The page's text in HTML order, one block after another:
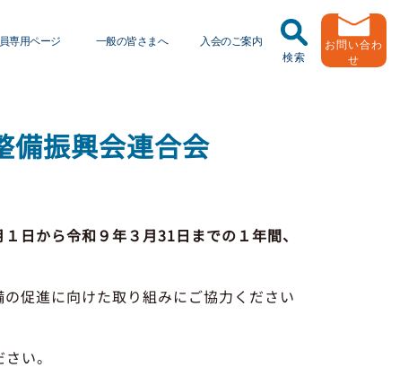
者
専用ページ
活動報告・協会報
一般の皆さまへ
緑ナンバートラックとは
引越安心マークとは
協会の活動
入会のご案内
検索
お問い合わ
せ
備振興会連合会
日から令和９年３月31日までの１年間、
促進に向けた取り組みにご協力ください
い。